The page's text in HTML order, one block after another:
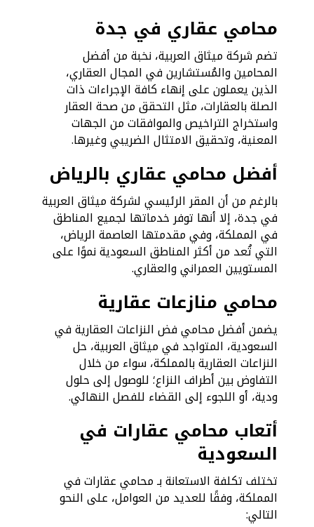
محامي عقاري في جدة
تضم شركة ميثاق العربية، نخبة من أفضل
المحامين والمُستشارين في المجال العقاري،
الذين يعملون على إنهاء كافة الإجراءات ذات
الصلة بالعقارات، مثل التحقق من صحة العقار
واستخراج التراخيص والموافقات من الجهات
المعنية، وتحقيق الامتثال الضريبي وغيرها.
أفضل محامي عقاري بالرياض
بالرغم من أن المقر الرئيسي لشركة ميثاق العربية
في جدة، إلا أنها توفر خدماتها لجميع المناطق
في المملكة، وفي مقدمتها العاصمة الرياض،
التي تُعد من أكثر المناطق السعودية نموًا على
المستويين العمراني والعقاري.
محامي منازعات عقارية
يضمن أفضل محامي فض النزاعات العقارية في
السعودية، المتواجد في ميثاق العربية، حل
النزاعات العقارية بالمملكة، سواء من خلال
التفاوض بين أطراف النزاع؛ للوصول إلى حلول
ودية، أو اللجوء إلى القضاء للفصل النهائي.
أتعاب محامي عقارات في
السعودية
تختلف تكلفة الاستعانة بـ محامي عقارات في
المملكة، وفقًا للعديد من العوامل، على النحو
التالي: